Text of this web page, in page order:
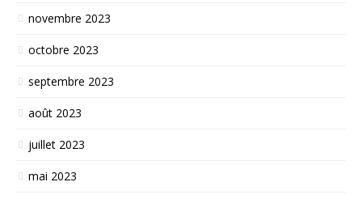
novembre 2023
octobre 2023
septembre 2023
août 2023
juillet 2023
mai 2023